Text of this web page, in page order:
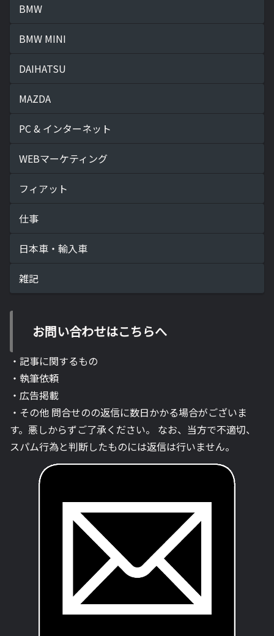
BMW
BMW MINI
DAIHATSU
MAZDA
PC & インターネット
WEBマーケティング
フィアット
仕事
日本車・輸入車
雑記
お問い合わせはこちらへ
・記事に関するもの
・執筆依頼
・広告掲載
・その他 問合せのの返信に数日かかる場合がございま
す。悪しからずご了承ください。 なお、当方で不適切、
スパム行為と判断したものには返信は行いません。